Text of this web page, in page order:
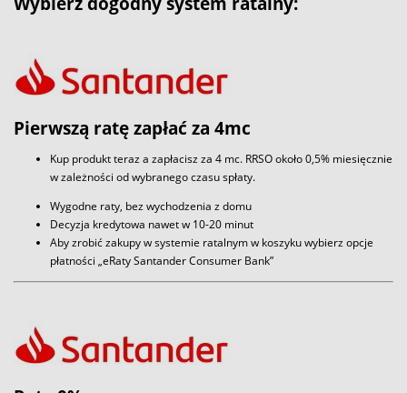
Pierwszą ratę zapłać za 4mc
Kup produkt teraz a zapłacisz za 4 mc. RRSO około 0,5% miesięcznie
w zależności od wybranego czasu spłaty.
Wygodne raty, bez wychodzenia z domu
Decyzja kredytowa nawet w 10-20 minut
Aby zrobić zakupy w systemie ratalnym w koszyku wybierz opcje
płatności „eRaty Santander Consumer Bank”